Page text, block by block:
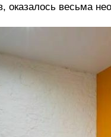
весьма